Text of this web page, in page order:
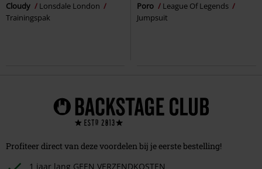
Cloudy
Lonsdale London
Trainingspak
Poro
League Of Legends
Jumpsuit
Profiteer direct van deze voordelen bij je eerste bestelling!
1 jaar lang GEEN VERZENDKOSTEN